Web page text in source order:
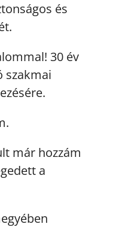
és
30 év
szakmai
már hozzám
a